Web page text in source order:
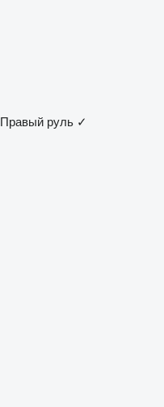
Правый руль ✓